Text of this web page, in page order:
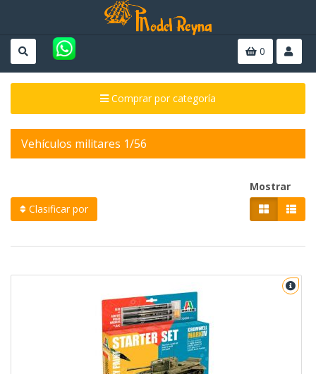
0
Comprar por categoría
Vehículos militares 1/56
Clasificar por
Mostrar